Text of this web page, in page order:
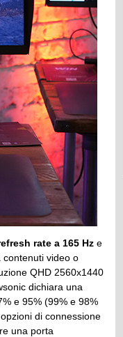
rate a 165 Hz e
video o
QHD 2560x1440
dichiara una
e 95% (99% e 98%
di connessione
una porta